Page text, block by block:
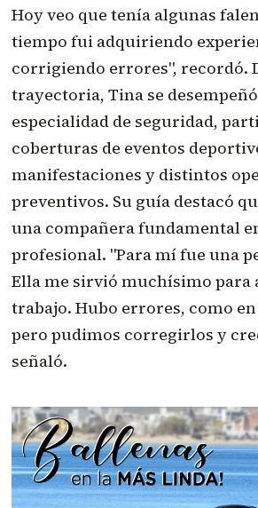
Hoy veo que tenía algunas
tiempo fui adquiriendo
corrigiendo errores", recordó.
trayectoria, Tina se
especialidad de seguridad,
coberturas de eventos
manifestaciones y distintos
preventivos. Su guía destacó
una compañera fundamental
profesional. "Para mí fue una
Ella me sirvió muchísimo para
trabajo. Hubo errores, como
pero pudimos corregirlos y
señaló.